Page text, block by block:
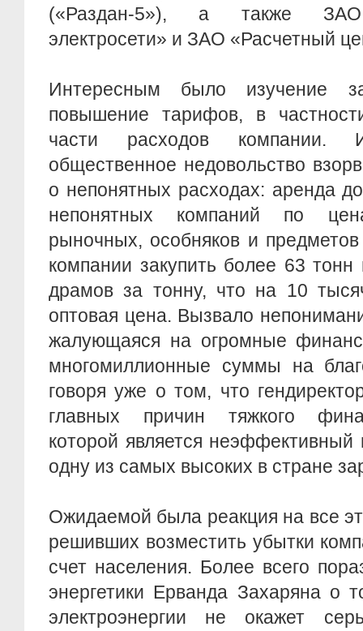
(«Раздан-5»), а также ЗАО
электросети» и ЗАО «Расчетный
Интересным было изучение
повышение тарифов, в
части расходов компании.
общественное недовольство
о непонятных расходах: аренда
непонятных компаний по
рыночных, особняков и
компании закупить более 63
драмов за тонну, что на 10
оптовая цена. Вызвало
жалующаяся на огромные
многомиллионные суммы на
говоря уже о том, что
главных причин тяжкого
которой является
одну из самых высоких в стране
Ожидаемой была реакция на все
решивших возместить убытки
счет населения. Более всего
энергетики Ерванда Захаряна о
электроэнергии не окажет